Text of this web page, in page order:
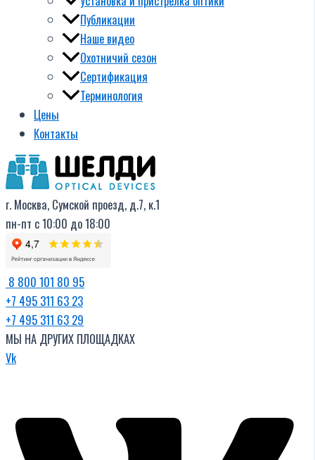
Публикации
Наше видео
Охотничий сезон
Сертификация
Терминология
Цены
Контакты
г. Москва, Сумской проезд, д.7, к.1
пн-пт с 10:00 до 18:00
8 800 101 80 95
+7 495 311 63 23
+7 495 311 63 29
МЫ НА ДРУГИХ ПЛОЩАДКАХ
Vk